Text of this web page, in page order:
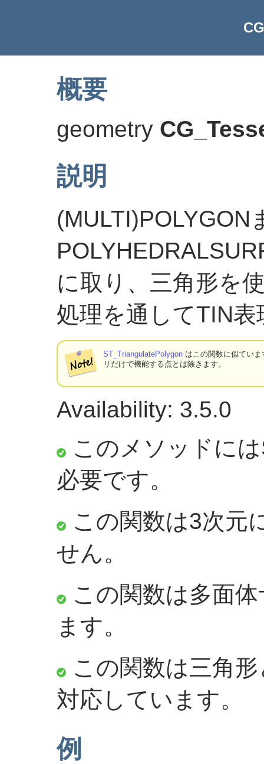
概要
geometry
説明
(MULTI)POLYGON
に取り、三角形を
処理を通してTIN
ST_TriangulatePolygon はこの関数に似てい
リだけで機能する点とは除きます。
Availability: 3.5.0
このメソッドに
必要です。
この関数は3次元
せん。
この関数は多面
ます。
この関数は三角
対応しています。
例